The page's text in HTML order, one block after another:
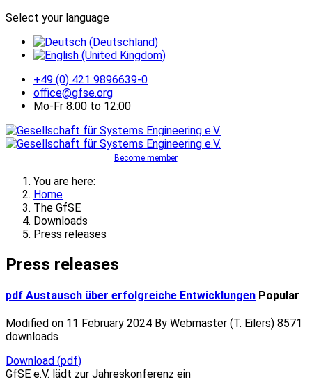
Select your language
+49 (0) 421 9896639-0
office@gfse.org
Mo-Fr 8:00 to 12:00
Become member
You are here:
Home
The GfSE
Downloads
Press releases
Press releases
pdf Austausch über erfolgreiche Entwicklungen Popular
Modified on 11 February 2024 By Webmaster (T. Eilers) 8571
downloads
Download (pdf)
GfSE e.V. lädt zur Jahreskonferenz ein